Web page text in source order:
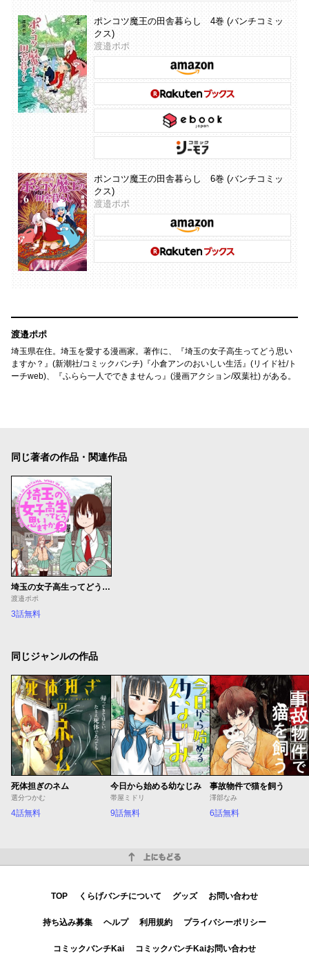
ポンコツ魔王の田舎暮らし 4巻 (バンチコミッ
クス)
渡邉ポポ
ポンコツ魔王の田舎暮らし 6巻 (バンチコミッ
クス)
渡邉ポポ
渡邉ポポ
埼玉県在住。埼玉を愛する漫画家。著作に、『埼玉の女子高生ってどう思い
ますか？』(新潮社/コミックバンチ)『小倉アンのおいしい生活』(リイド社/ト
ーチweb)、『ふらら一人でできませんっ』(漫画アクション/双葉社) がある。
同じ著者の作品・関連作品
埼玉の女子高生ってどう思いますか？
渡邉ポポ
3話無料
同じジャンルの作品
死体担ぎのネム
選分つかむ
4話無料
今日から始める幼なじみ
帯屋ミドリ
9話無料
事故物件で猫を飼う
澤部なみ
6話無料
TOP くらげバンチについて グッズ お問い合わせ
持ち込み募集 ヘルプ 利用規約 プライバシーポリシー
コミックバンチKai コミックバンチKaiお問い合わせ